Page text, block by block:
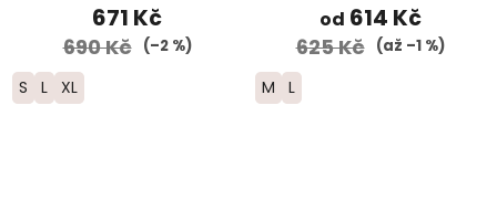
671 Kč
690 Kč (–2 %)
S L XL
od 614 Kč
625 Kč (až –1 %)
M L